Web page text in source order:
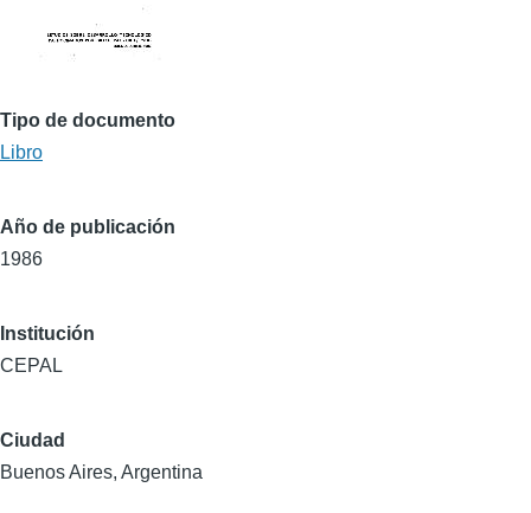
Tipo de documento
Libro
Año de publicación
1986
Institución
CEPAL
Ciudad
Buenos Aires, Argentina